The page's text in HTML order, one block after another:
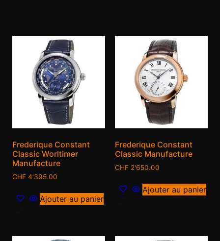
Frederique Constant
Classic Worltimer
Manufacture
CHF 4'395.00
Ajouter au panier
Frederique Constant
Classic Manufacture
CHF 2'650.00
Ajouter au panier